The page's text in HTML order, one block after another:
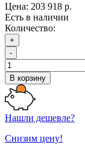
Цена: 203 918 р.
Есть в наличии
Количество:
+
-
В корзину
Нашли дешевле?
Снизим цену!